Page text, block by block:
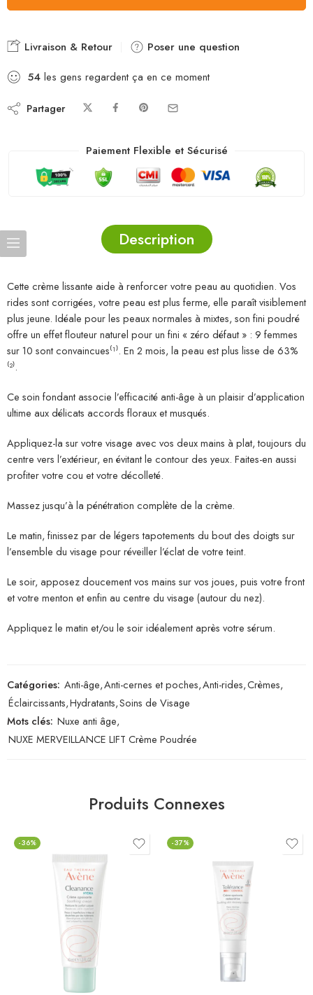
Livraison & Retour
Poser une question
54 les gens regardent ça en ce moment
Partager
Paiement Flexible et Sécurisé
Description
Cette crème lissante aide à renforcer votre peau au quotidien. Vos
rides sont corrigées, votre peau est plus ferme, elle paraît visiblement
plus jeune. Idéale pour les peaux normales à mixtes, son fini poudré
offre un effet flouteur naturel pour un fini « zéro défaut » : 9 femmes
sur 10 sont convaincues⁽¹⁾. En 2 mois, la peau est plus lisse de 63%
⁽²⁾.
Ce soin fondant associe l’efficacité anti-âge à un plaisir d’application
ultime aux délicats accords floraux et musqués.
Appliquez-la sur votre visage avec vos deux mains à plat, toujours du
centre vers l’extérieur, en évitant le contour des yeux. Faites-en aussi
profiter votre cou et votre décolleté.
Massez jusqu’à la pénétration complète de la crème.
Le matin, finissez par de légers tapotements du bout des doigts sur
l’ensemble du visage pour réveiller l’éclat de votre teint.
Le soir, apposez doucement vos mains sur vos joues, puis votre front
et votre menton et enfin au centre du visage (autour du nez).
Appliquez le matin et/ou le soir idéalement après votre sérum.
Catégories: Anti-âge,Anti-cernes et poches,Anti-rides,Crèmes,
Éclaircissants,Hydratants,Soins de Visage
Mots clés: Nuxe anti âge,
NUXE MERVEILLANCE LIFT Crème Poudrée
Produits Connexes
-36% -37%